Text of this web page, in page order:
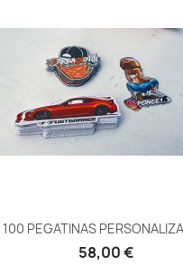
Vista rápida
100 PEGATINAS
58,00 €